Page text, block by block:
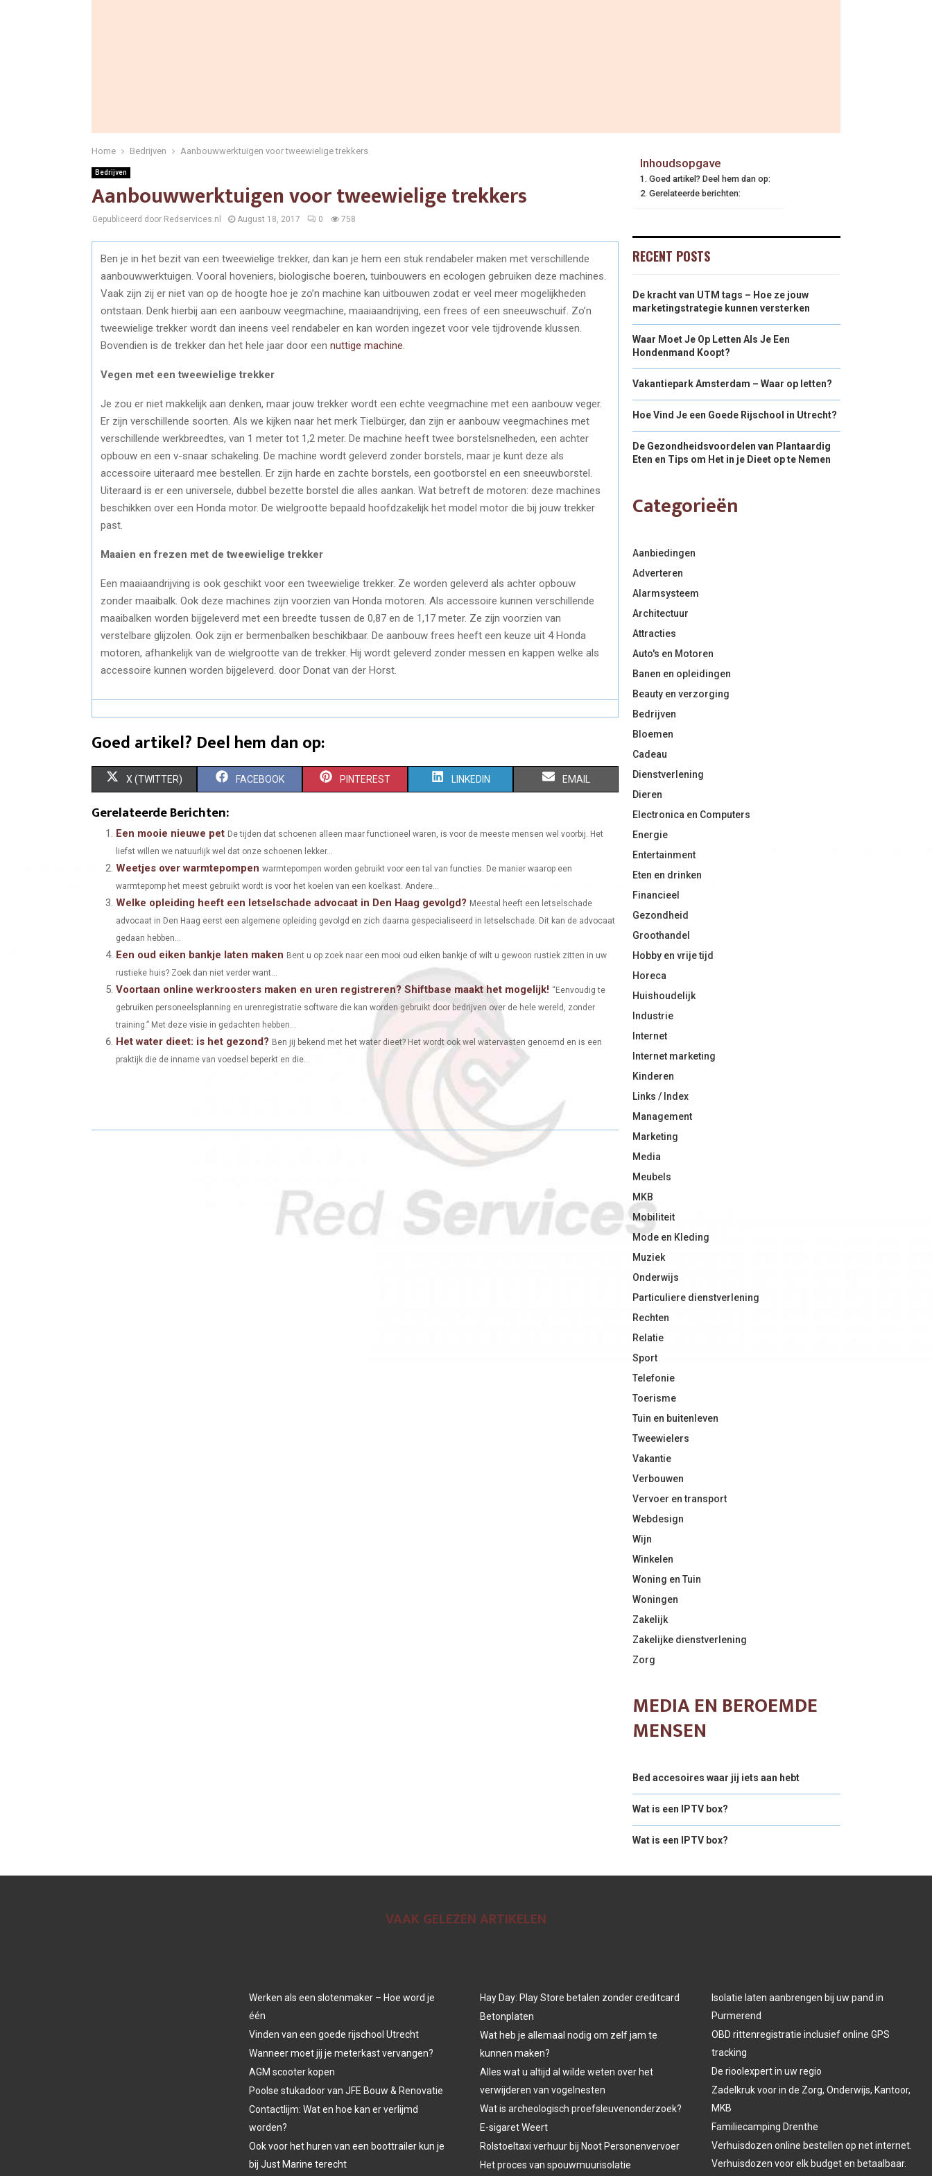
Home Bedrijven Aanbouwwerktuigen voor tweewielige trekkers
Bedrijven
Aanbouwwerktuigen voor tweewielige trekkers
Gepubliceerd door Redservices.nl August 18, 2017 0 758
Ben je in het bezit van een tweewielige trekker, dan kan je hem een stuk rendabeler maken met verschillende
aanbouwwerktuigen. Vooral hoveniers, biologische boeren, tuinbouwers en ecologen gebruiken deze machines.
Vaak zijn zij er niet van op de hoogte hoe je zo’n machine kan uitbouwen zodat er veel meer mogelijkheden
ontstaan. Denk hierbij aan een aanbouw veegmachine, maaiaandrijving, een frees of een sneeuwschuif. Zo’n
tweewielige trekker wordt dan ineens veel rendabeler en kan worden ingezet voor vele tijdrovende klussen.
Bovendien is de trekker dan het hele jaar door een nuttige machine
Vegen met een tweewielige trekker
Je zou er niet makkelijk aan denken, maar jouw trekker wordt een echte veegmachine met een aanbouw veger.
Er zijn verschillende soorten. Als we kijken naar het merk Tielbürger, dan zijn er aanbouw veegmachines met
verschillende werkbreedtes, van 1 meter tot 1,2 meter. De machine heeft twee borstelsnelheden, een achter
opbouw en een v-snaar schakeling. De machine wordt geleverd zonder borstels, maar je kunt deze als
accessoire uiteraard mee bestellen. Er zijn harde en zachte borstels, een gootborstel en een sneeuwborstel.
Uiteraard is er een universele, dubbel bezette borstel die alles aankan. Wat betreft de motoren: deze machines
beschikken over een Honda motor. De wielgrootte bepaald hoofdzakelijk het model motor die bij jouw trekker
past.
Maaien en frezen met de tweewielige trekker
Een maaiaandrijving is ook geschikt voor een tweewielige trekker. Ze worden geleverd als achter opbouw
zonder maaibalk. Ook deze machines zijn voorzien van Honda motoren. Als accessoire kunnen verschillende
maaibalken worden bijgeleverd met een breedte tussen de 0,87 en de 1,17 meter. Ze zijn voorzien van
verstelbare glijzolen. Ook zijn er bermenbalken beschikbaar. De aanbouw frees heeft een keuze uit 4 Honda
motoren, afhankelijk van de wielgrootte van de trekker. Hij wordt geleverd zonder messen en kappen welke als
accessoire kunnen worden bijgeleverd. door Donat van der Horst.
Goed artikel? Deel hem dan op:
S
R
O
X (TWITTER) S
A
R
O
FACEBOOK S
O
N
PINTEREST S
O
LINKEDIN S
O
EMAIL
Gerelateerde Berichten:
Een mooie nieuwe pet De tijden dat schoenen alleen maar functioneel waren, is voor de meeste mensen wel voorbij. Het
liefst willen we natuurlijk wel dat onze schoenen lekker...
Weetjes over warmtepompen warmtepompen worden gebruikt voor een tal van functies. De manier waarop een
warmtepomp het meest gebruikt wordt is voor het koelen van een koelkast. Andere...
Welke opleiding heeft een letselschade advocaat in Den Haag gevolgd? Meestal heeft een letselschade
advocaat in Den Haag eerst een algemene opleiding gevolgd en zich daarna gespecialiseerd in letselschade. Dit kan de advocaat
gedaan hebben...
Een oud eiken bankje laten maken Bent u op zoek naar een mooi oud eiken bankje of wilt u gewoon rustiek zitten in uw
rustieke huis? Zoek dan niet verder want...
Voortaan online werkroosters maken en uren registreren? Shiftbase maakt het mogelijk! “Eenvoudig te
gebruiken personeelsplanning en urenregistratie software die kan worden gebruikt door bedrijven over de hele wereld, zonder
training.” Met deze visie in gedachten hebben...
Het water dieet: is het gezond? Ben jij bekend met het water dieet? Het wordt ook wel watervasten genoemd en is een
praktijk die de inname van voedsel beperkt en die...
Inhoudsopgave
Goed artikel? Deel hem dan op:
Gerelateerde berichten:
RECENT POSTS
De kracht van UTM tags – Hoe ze jouw
marketingstrategie kunnen versterken
Waar Moet Je Op Letten Als Je Een
Hondenmand Koopt?
Vakantiepark Amsterdam – Waar op letten?
Hoe Vind Je een Goede Rijschool in Utrecht?
De Gezondheidsvoordelen van Plantaardig
Eten en Tips om Het in je Dieet op te Nemen
Categorieën
Aanbiedingen
Adverteren
Alarmsysteem
Architectuur
Attracties
Auto's en Motoren
Banen en opleidingen
Beauty en verzorging
Bedrijven
Bloemen
Cadeau
Dienstverlening
Dieren
Electronica en Computers
Energie
Entertainment
Eten en drinken
Financieel
Gezondheid
Groothandel
Hobby en vrije tijd
Horeca
Huishoudelijk
Industrie
Internet
Internet marketing
Kinderen
Links / Index
Management
Marketing
Media
Meubels
MKB
Mobiliteit
Mode en Kleding
Muziek
Onderwijs
Particuliere dienstverlening
Rechten
Relatie
Sport
Telefonie
Toerisme
Tuin en buitenleven
Tweewielers
Vakantie
Verbouwen
Vervoer en transport
Webdesign
Wijn
Winkelen
Woning en Tuin
Woningen
Zakelijk
Zakelijke dienstverlening
Zorg
MEDIA EN BEROEMDE
MENSEN
Bed accesoires waar jij iets aan hebt
Wat is een IPTV box?
Wat is een IPTV box?
VAAK GELEZEN ARTIKELEN
Werken als een slotenmaker – Hoe word je
één
Vinden van een goede rijschool Utrecht
Wanneer moet jij je meterkast vervangen?
AGM scooter kopen
Poolse stukadoor van JFE Bouw & Renovatie
Contactlijm: Wat en hoe kan er verlijmd
worden?
Ook voor het huren van een boottrailer kun je
bij Just Marine terecht
Hay Day: Play Store betalen zonder creditcard
Betonplaten
Wat heb je allemaal nodig om zelf jam te
kunnen maken?
Alles wat u altijd al wilde weten over het
verwijderen van vogelnesten
Wat is archeologisch proefsleuvenonderzoek?
E-sigaret Weert
Rolstoeltaxi verhuur bij Noot Personenvervoer
Het proces van spouwmuurisolatie
Isolatie laten aanbrengen bij uw pand in
Purmerend
OBD rittenregistratie inclusief online GPS
tracking
De rioolexpert in uw regio
Zadelkruk voor in de Zorg, Onderwijs, Kantoor,
MKB
Familiecamping Drenthe
Verhuisdozen online bestellen op net internet.
Verhuisdozen voor elk budget en betaalbaar.